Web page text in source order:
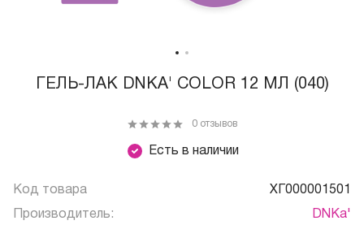
ГЕЛЬ-ЛАК DNKA' COLOR 12 МЛ (040)
Есть в наличии
0 отзывов
Код товара ХГ000001501
Производитель: DNKa'